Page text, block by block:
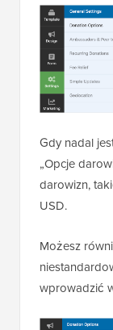
Gdy nadal
„Opcje
darowizn,
USD.
Możesz
wprowadzić